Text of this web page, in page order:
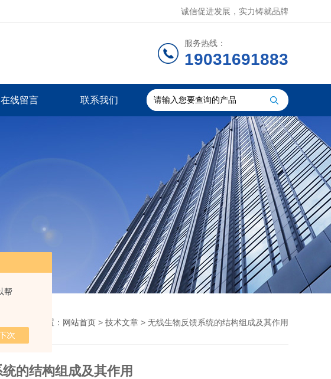
帮
诚信促进发展，实力铸就品牌
服务热线：
19031691883
在线留言 联系我们
您的位置： 网站首页 > 技术文章 > 无线生物反馈系统的结构组成及其作用
的结构组成及其作用